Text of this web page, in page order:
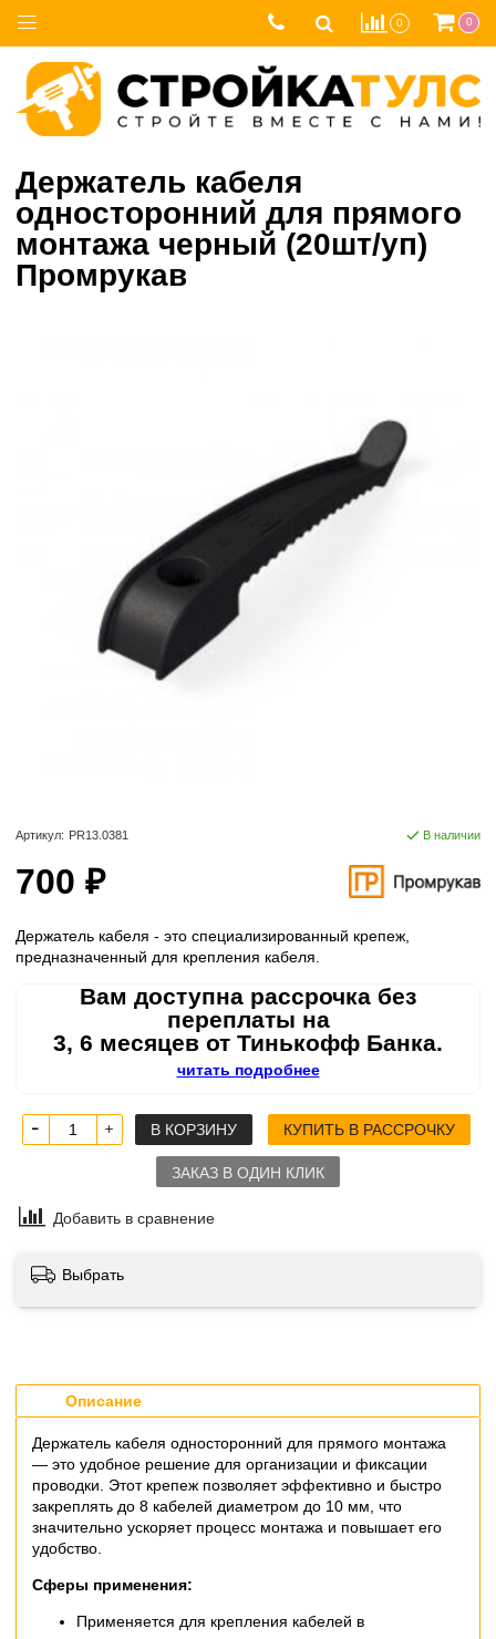
0 0
Держатель кабеля
односторонний для прямого
монтажа черный (20шт/уп)
Промрукав
Артикул: PR13.0381 В наличии
700 ₽
Держатель кабеля - это специализированный крепеж,
предназначенный для крепления кабеля.
Вам доступна рассрочка без
переплаты на
3, 6 месяцев от Тинькофф Банка.
читать подробнее
В КОРЗИНУ КУПИТЬ В РАССРОЧКУ
ЗАКАЗ В ОДИН КЛИК
Добавить в сравнение
Выбрать
Описание
Держатель кабеля односторонний для прямого монтажа
— это удобное решение для организации и фиксации
проводки. Этот крепеж позволяет эффективно и быстро
закреплять до 8 кабелей диаметром до 10 мм, что
значительно ускоряет процесс монтажа и повышает его
удобство.
Сферы применения:
Применяется для крепления кабелей в